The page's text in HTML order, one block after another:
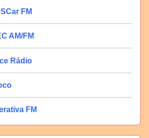
FM
AM/FM
Rádio
FM